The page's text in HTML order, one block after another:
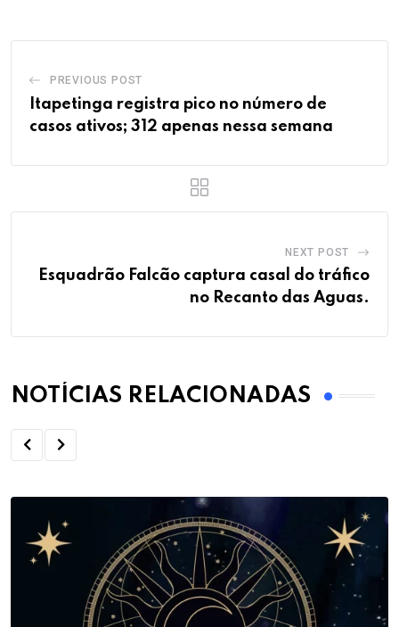
PREVIOUS POST
Itapetinga registra pico no número de
casos ativos; 312 apenas nessa semana
NEXT POST
Esquadrão Falcão captura casal do tráfico
no Recanto das Aguas.
NOTÍCIAS RELACIONADAS